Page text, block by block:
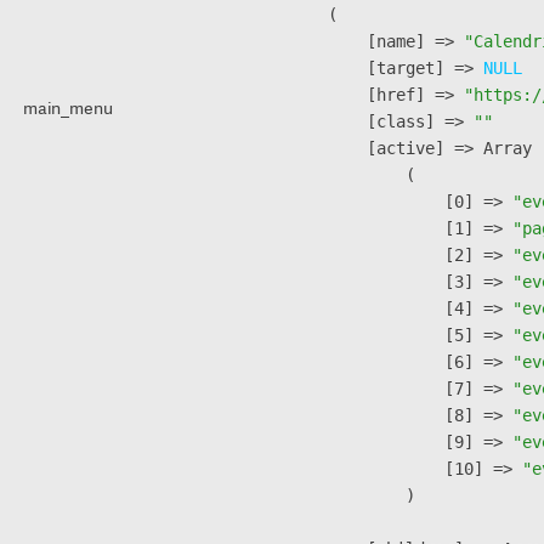
main_menu
        (
            [name] =>
            [target] =>
NULL
            [href] =>
            [class] =>
""
            [active] => Array
                (
                    [0] =>
                    [1] =>
                    [2] =>
                    [3] =>
                    [4] =>
                    [5] =>
                    [6] =>
                    [7] =>
                    [8] =>
                    [9] =>
                    [10] =>
                )